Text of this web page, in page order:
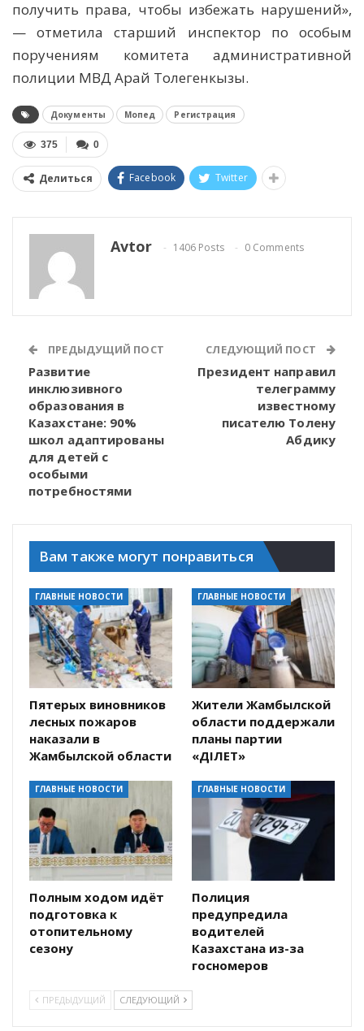
получить права, чтобы избежать нарушений»,
— отметила старший инспектор по особым
поручениям комитета административной
полиции МВД Арай Толегенкызы.
Документы Мопед Регистрация
0
375
Делиться Facebook Twitter
Avtor 1406 Posts 0 Comments
ПРЕДЫДУЩИЙ ПОСТ
Развитие
инклюзивного
образования в
Казахстане: 90%
школ адаптированы
для детей с
особыми
потребностями
СЛЕДУЮЩИЙ ПОСТ
Президент направил
телеграмму
известному
писателю Толену
Абдику
Вам также могут понравиться
ГЛАВНЫЕ НОВОСТИ
Пятерых виновников
лесных пожаров
наказали в
Жамбылской области
ГЛАВНЫЕ НОВОСТИ
Жители Жамбылской
области поддержали
планы партии
«ӘДІЛЕТ»
ГЛАВНЫЕ НОВОСТИ
Полным ходом идёт
подготовка к
отопительному
сезону
ГЛАВНЫЕ НОВОСТИ
Полиция
предупредила
водителей
Казахстана из-за
госномеров
ПРЕДЫДУЩИЙ СЛЕДУЮЩИЙ